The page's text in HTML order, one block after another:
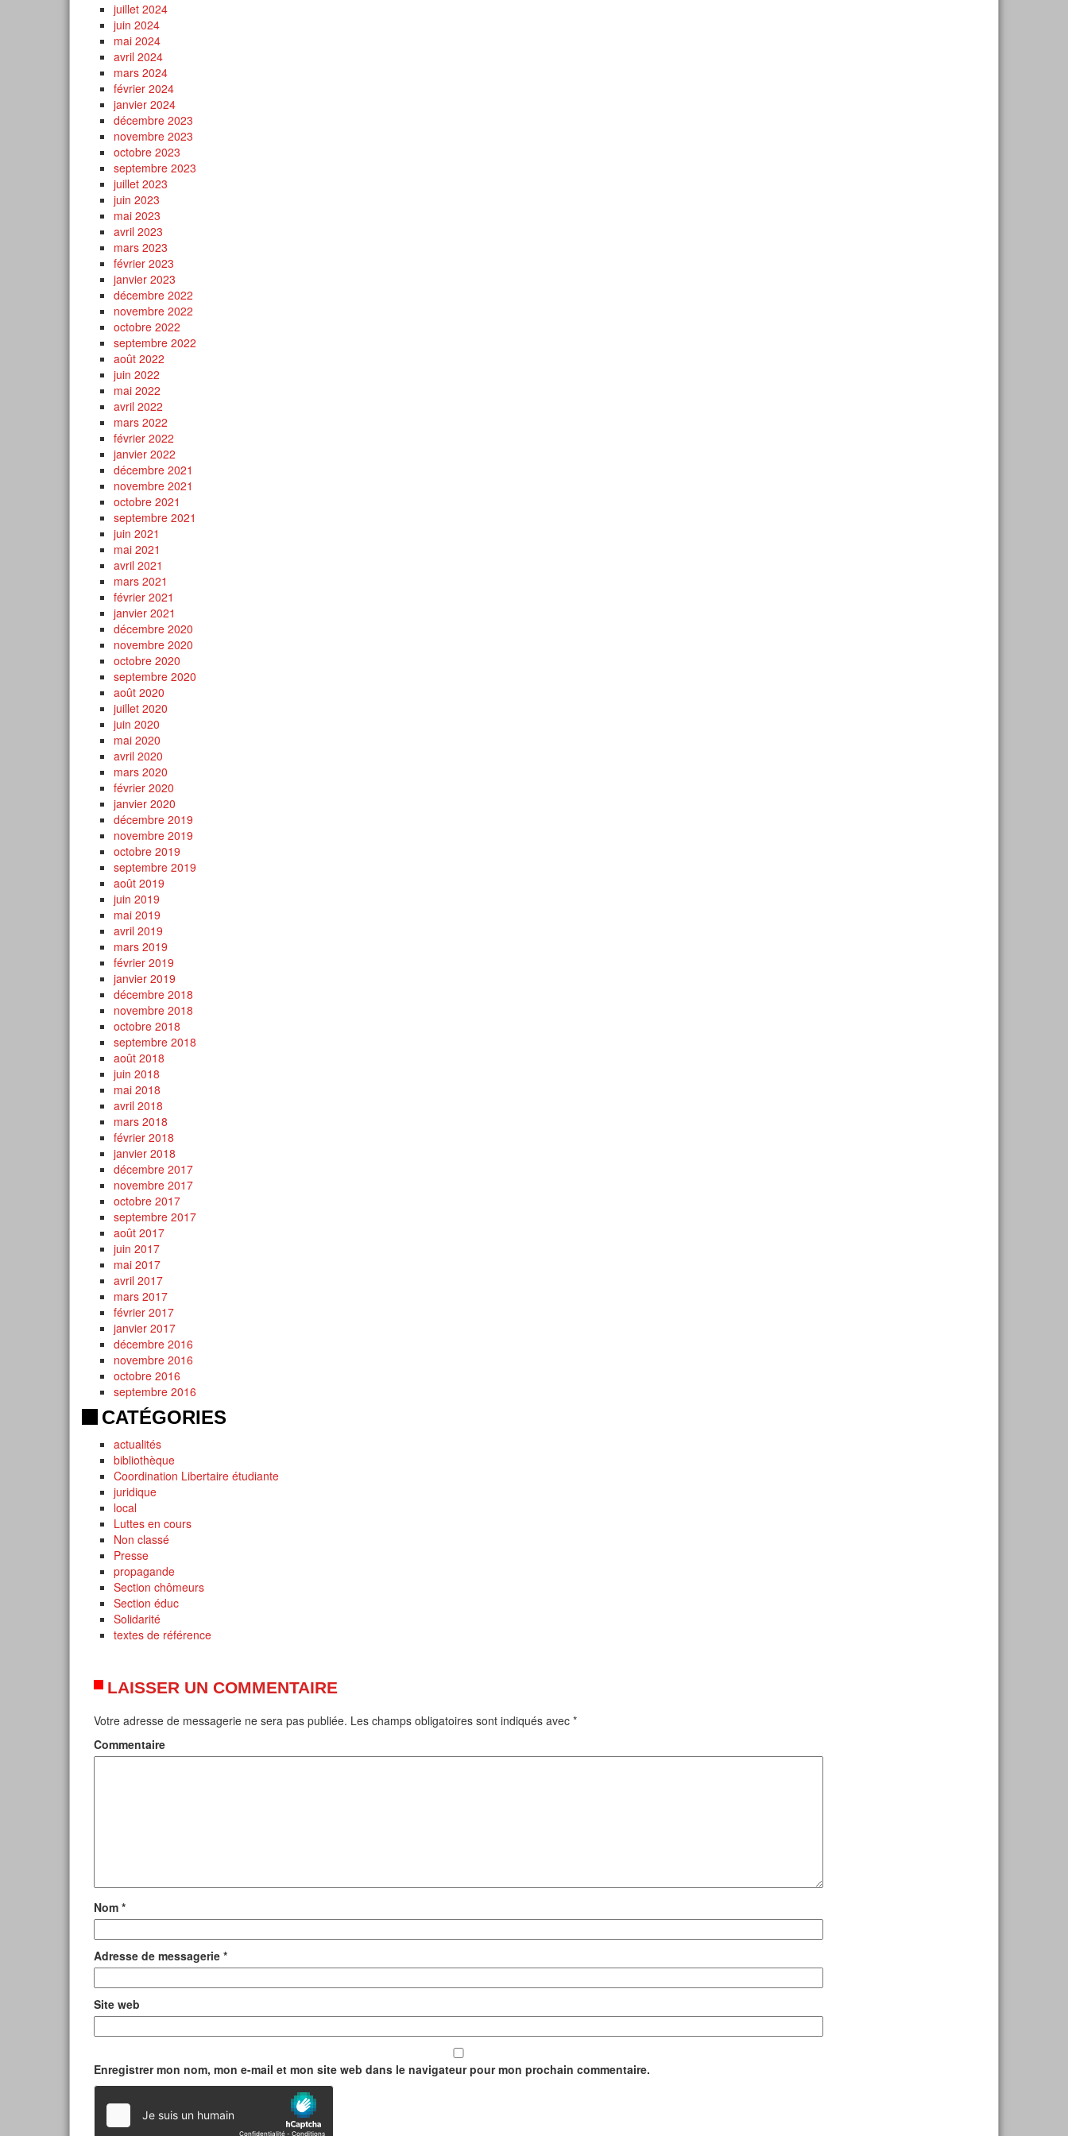
juillet 2024
juin 2024
mai 2024
avril 2024
mars 2024
février 2024
janvier 2024
décembre 2023
novembre 2023
octobre 2023
septembre 2023
juillet 2023
juin 2023
mai 2023
avril 2023
mars 2023
février 2023
janvier 2023
décembre 2022
novembre 2022
octobre 2022
septembre 2022
août 2022
juin 2022
mai 2022
avril 2022
mars 2022
février 2022
janvier 2022
décembre 2021
novembre 2021
octobre 2021
septembre 2021
juin 2021
mai 2021
avril 2021
mars 2021
février 2021
janvier 2021
décembre 2020
novembre 2020
octobre 2020
septembre 2020
août 2020
juillet 2020
juin 2020
mai 2020
avril 2020
mars 2020
février 2020
janvier 2020
décembre 2019
novembre 2019
octobre 2019
septembre 2019
août 2019
juin 2019
mai 2019
avril 2019
mars 2019
février 2019
janvier 2019
décembre 2018
novembre 2018
octobre 2018
septembre 2018
août 2018
juin 2018
mai 2018
avril 2018
mars 2018
février 2018
janvier 2018
décembre 2017
novembre 2017
octobre 2017
septembre 2017
août 2017
juin 2017
mai 2017
avril 2017
mars 2017
février 2017
janvier 2017
décembre 2016
novembre 2016
octobre 2016
septembre 2016
CATÉGORIES
actualités
bibliothèque
Coordination Libertaire étudiante
juridique
local
Luttes en cours
Non classé
Presse
propagande
Section chômeurs
Section éduc
Solidarité
textes de référence
LAISSER UN COMMENTAIRE
Votre adresse de messagerie ne sera pas publiée. Les champs obligatoires sont indiqués avec *
Commentaire
Nom *
Adresse de messagerie *
Site web
Enregistrer mon nom, mon e-mail et mon site web dans le navigateur pour mon prochain commentaire.